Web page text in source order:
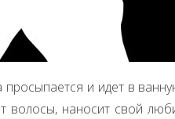
и идет в
волосы, наносит свой